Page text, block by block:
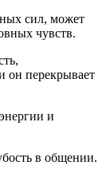
сил, может
чувств.
он перекрывает
и
в общении.